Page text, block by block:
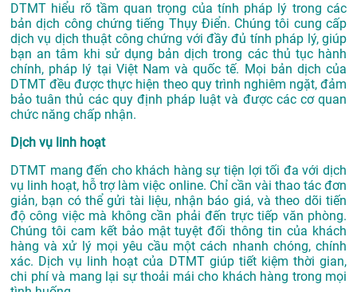
DTMT hiểu rõ tầm quan trọng của tính pháp lý trong các
bản dịch công chứng tiếng Thụy Điển. Chúng tôi cung cấp
dịch vụ dịch thuật công chứng với đầy đủ tính pháp lý, giúp
bạn an tâm khi sử dụng bản dịch trong các thủ tục hành
chính, pháp lý tại Việt Nam và quốc tế. Mọi bản dịch của
DTMT đều được thực hiện theo quy trình nghiêm ngặt, đảm
bảo tuân thủ các quy định pháp luật và được các cơ quan
chức năng chấp nhận.
Dịch vụ linh hoạt
DTMT mang đến cho khách hàng sự tiện lợi tối đa với dịch
vụ linh hoạt, hỗ trợ làm việc online. Chỉ cần vài thao tác đơn
giản, bạn có thể gửi tài liệu, nhận báo giá, và theo dõi tiến
độ công việc mà không cần phải đến trực tiếp văn phòng.
Chúng tôi cam kết bảo mật tuyệt đối thông tin của khách
hàng và xử lý mọi yêu cầu một cách nhanh chóng, chính
xác. Dịch vụ linh hoạt của DTMT giúp tiết kiệm thời gian,
chi phí và mang lại sự thoải mái cho khách hàng trong mọi